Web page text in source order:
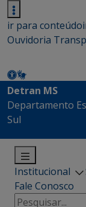
ir para conteúdo
Ouvidoria
Detran MS
Departamento
Sul
Institucional
Fale Conosco
Pesquisar